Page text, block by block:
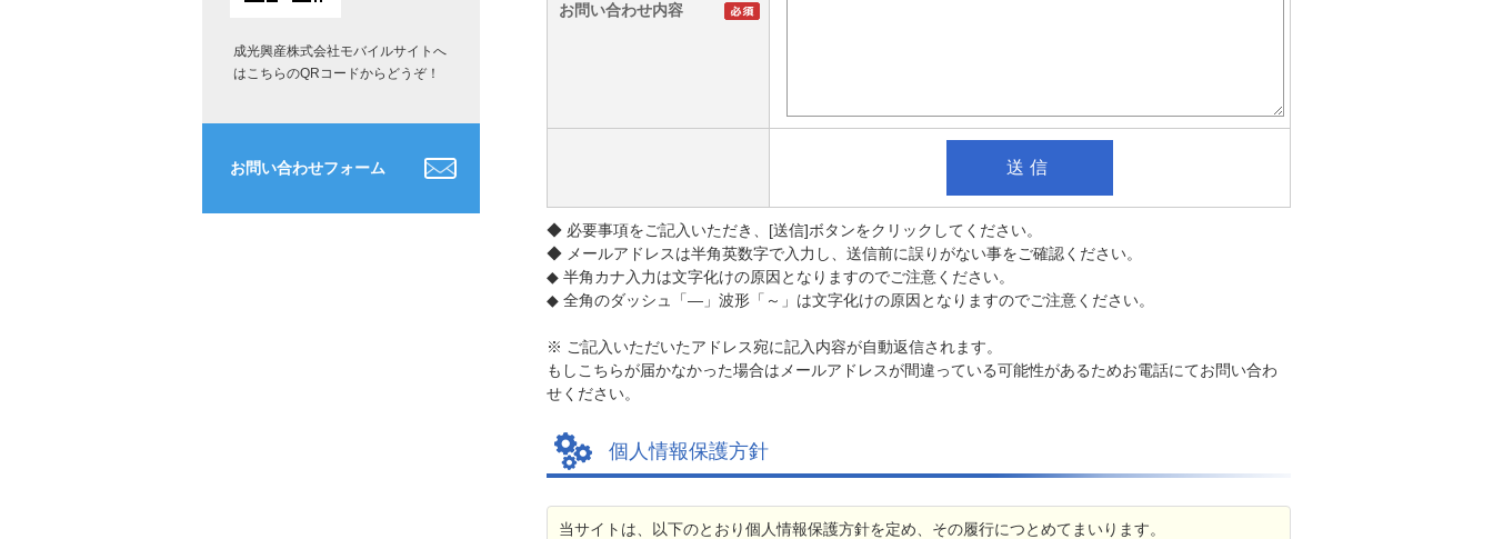
お問い合わせ内容
◆ 必要事項をご記入いただき、[送信]ボタンをクリックしてください。
◆ メールアドレスは半角英数字で入力し、送信前に誤りがない事をご確認ください。
◆ 半角カナ入力は文字化けの原因となりますのでご注意ください。
◆ 全角のダッシュ「―」波形「～」は文字化けの原因となりますのでご注意ください。
※ ご記入いただいたアドレス宛に記入内容が自動返信されます。
もしこちらが届かなかった場合はメールアドレスが間違っている可能性があるためお電話にてお問い合わ
せください。
個人情報保護方針
当サイトは、以下のとおり個人情報保護方針を定め、その履行につとめてまいります。
成光興産株式会社モバイルサイトへ
はこちらのQRコードからどうぞ！
お問い合わせフォーム